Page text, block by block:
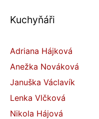
Kuchyňáři
Adriana Hájková
Anežka Nováková
Januška Václavík
Lenka Vlčková
Nikola Hájová